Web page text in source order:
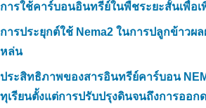
การใช้คาร์บอนอินทรีย์ในพืชระยะสั้นเพื่อเ
การประยุกต์ใช้ Nema2 ในการปลูกข้าวผ
หล่น
ประสิทธิภาพของสารอินทรีย์คาร์บอน
ทุเรียนตั้งแต่การปรับปรุงดินจนถึงการออก